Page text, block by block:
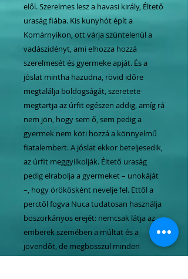
elől. Szerelmes lesz a havasi király, Éltető
uraság fiába. Kis kunyhót épít a
Komárnyikon, ott várja szüntelenül a
vadászidényt, ami elhozza hozzá
szerelmesét és gyermeke apját. És a
jóslat mintha hazudna, rövid időre
megtalálja boldogságát, szeretete
megtartja az úrfit egészen addig, amíg rá
nem jön, hogy sem ő, sem pedig a
gyermek nem köti hozzá a könnyelmű
fiatalembert. A jóslat ekkor beteljesedik,
az úrfit meggyilkolják. Éltető uraság
pedig elrabolja a gyermeket – unokáját
–, hogy örökösként nevelje fel. Ettől a
perctől fogva Nuca tudatosan használja
boszorkányos erejét: nemcsak látja az
emberek szemében a múltat és a
jövendőt, de megbosszul minden